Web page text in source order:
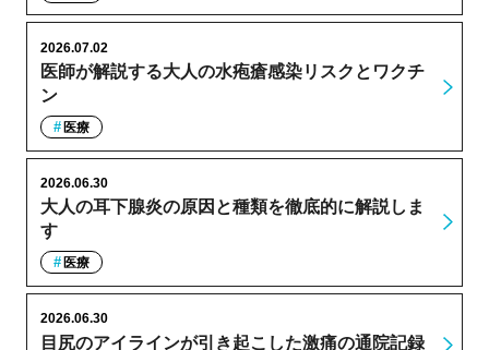
医師が解説する大人の水疱瘡感染リスクとワクチ
ン
2026.07.02
医療
大人の耳下腺炎の原因と種類を徹底的に解説しま
す
2026.06.30
医療
目尻のアイラインが引き起こした激痛の通院記録
2026.06.30